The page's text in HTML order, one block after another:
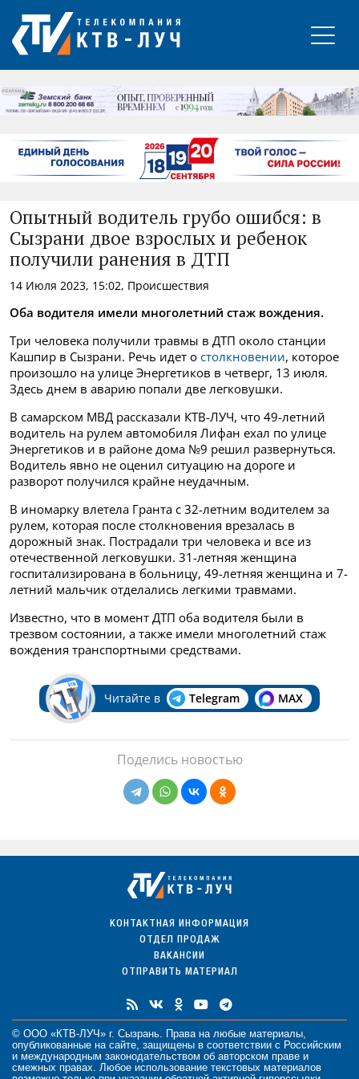
РЕКЛАМА
Опытный водитель грубо ошибся: в
Сызрани двое взрослых и ребенок
получили ранения в ДТП
14 Июля 2023, 15:02, Происшествия
Оба водителя имели многолетний стаж вождения.
Три человека получили травмы в ДТП около станции
Кашпир в Сызрани. Речь идет о столкновении, которое
произошло на улице Энергетиков в четверг, 13 июля.
Здесь днем в аварию попали две легковушки.
В самарском МВД рассказали КТВ-ЛУЧ, что 49-летний
водитель на рулем автомобиля Лифан ехал по улице
Энергетиков и в районе дома №9 решил развернуться.
Водитель явно не оценил ситуацию на дороге и
разворот получился крайне неудачным.
В иномарку влетела Гранта с 32-летним водителем за
рулем, которая после столкновения врезалась в
дорожный знак. Пострадали три человека и все из
отечественной легковушки. 31-летняя женщина
госпитализирована в больницу, 49-летняя женщина и 7-
летний мальчик отделались легкими травмами.
Известно, что в момент ДТП оба водителя были в
трезвом состоянии, а также имели многолетний стаж
вождения транспортными средствами.
Читайте в Telegram MAX
Поделись новостью
КОНТАКТНАЯ ИНФОРМАЦИЯ
ОТДЕЛ ПРОДАЖ
ВАКАНСИИ
ОТПРАВИТЬ МАТЕРИАЛ
© ООО «КТВ-ЛУЧ» г. Сызрань. Права на любые материалы
опубликованные на сайте, защищены в соответствии с Российским
и международным законодательством об авторском праве и
смежных правах. Любое использование текстовых материалов